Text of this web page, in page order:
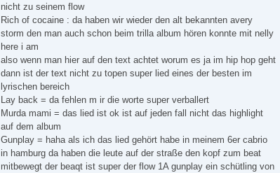
nicht zu seinem flow
Rich of cocaine : da haben wir wieder den alt bekannten avery
storm den man auch schon beim trilla album hören konnte mit nelly
here i am
also wenn man hier auf den text achtet worum es ja im hip hop geht
dann ist der text nicht zu topen super lied eines der besten im
lyrischen bereich
Lay back = da fehlen m ir die worte super verballert
Murda mami = das lied ist ok ist auf jeden fall nicht das highlight
auf dem album
Gunplay = haha als ich das lied gehört habe in meinem 6er cabrio
in hamburg da haben die leute auf der straße den kopf zum beat
mitbewegt der beaqt ist super der flow 1A gunplay ein schütling von